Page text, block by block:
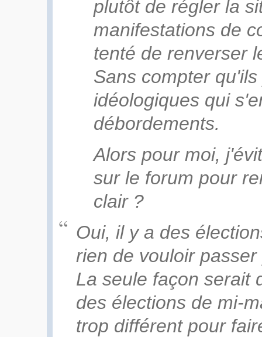
plutôt de régler la
manifestations de
tenté de renverser
Sans compter
idéologiques qui
débordements.
Alors pour moi,
sur le forum pour
clair ?
Oui, il y a des
rien de vouloir
La seule façon serait
des élections de mi-
trop différent pour